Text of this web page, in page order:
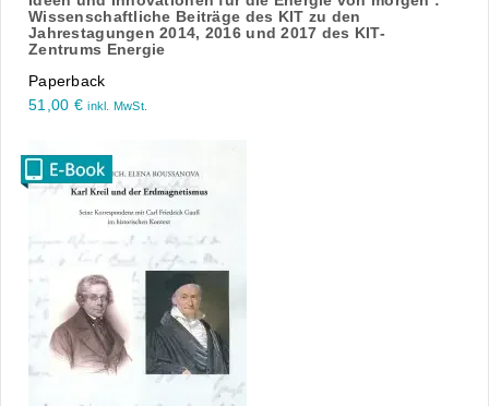
Wissenschaftliche Beiträge des KIT zu den
Jahrestagungen 2014, 2016 und 2017 des KIT-
Zentrums Energie
Paperback
51,00 € inkl. MwSt.